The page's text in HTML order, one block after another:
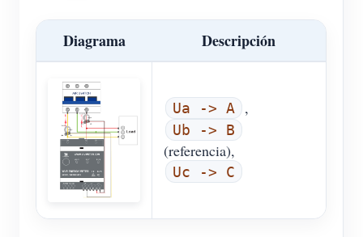
Diagrama Descripción
Ua -> A ,
Ub -> B
(referencia),
Uc -> C